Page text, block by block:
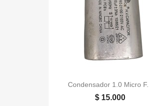
Condensador 1.0 Micro F...
$ 15.000